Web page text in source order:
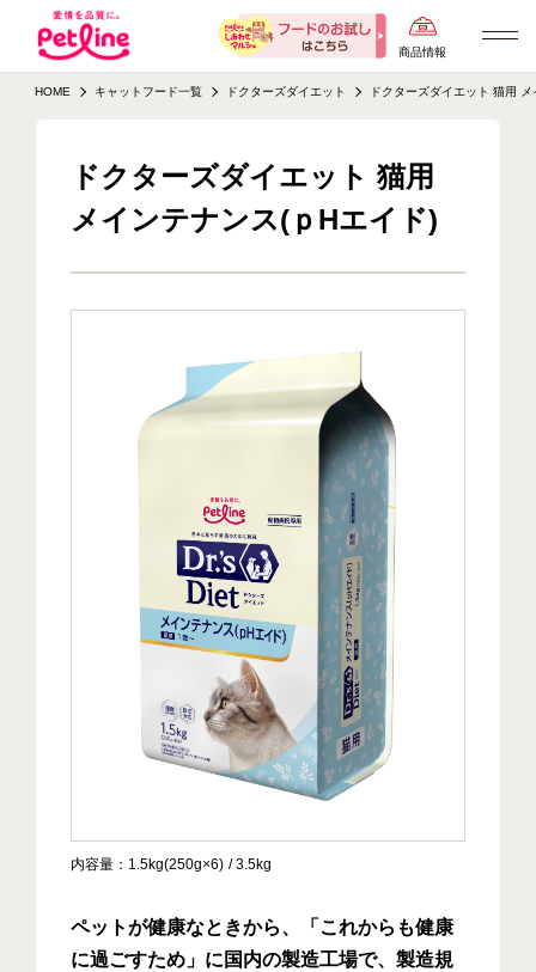
商品情報
HOME キャットフード一覧 ドクターズダイエット ドクターズダイエット 猫用
ドクターズダイエット 猫用
メインテナンス(ｐHエイド)
内容量 1.5kg(250g×6) 3.5kg
ペットが健康なときから、「これからも健康
に過ごすため」に国内の製造工場で、製造規